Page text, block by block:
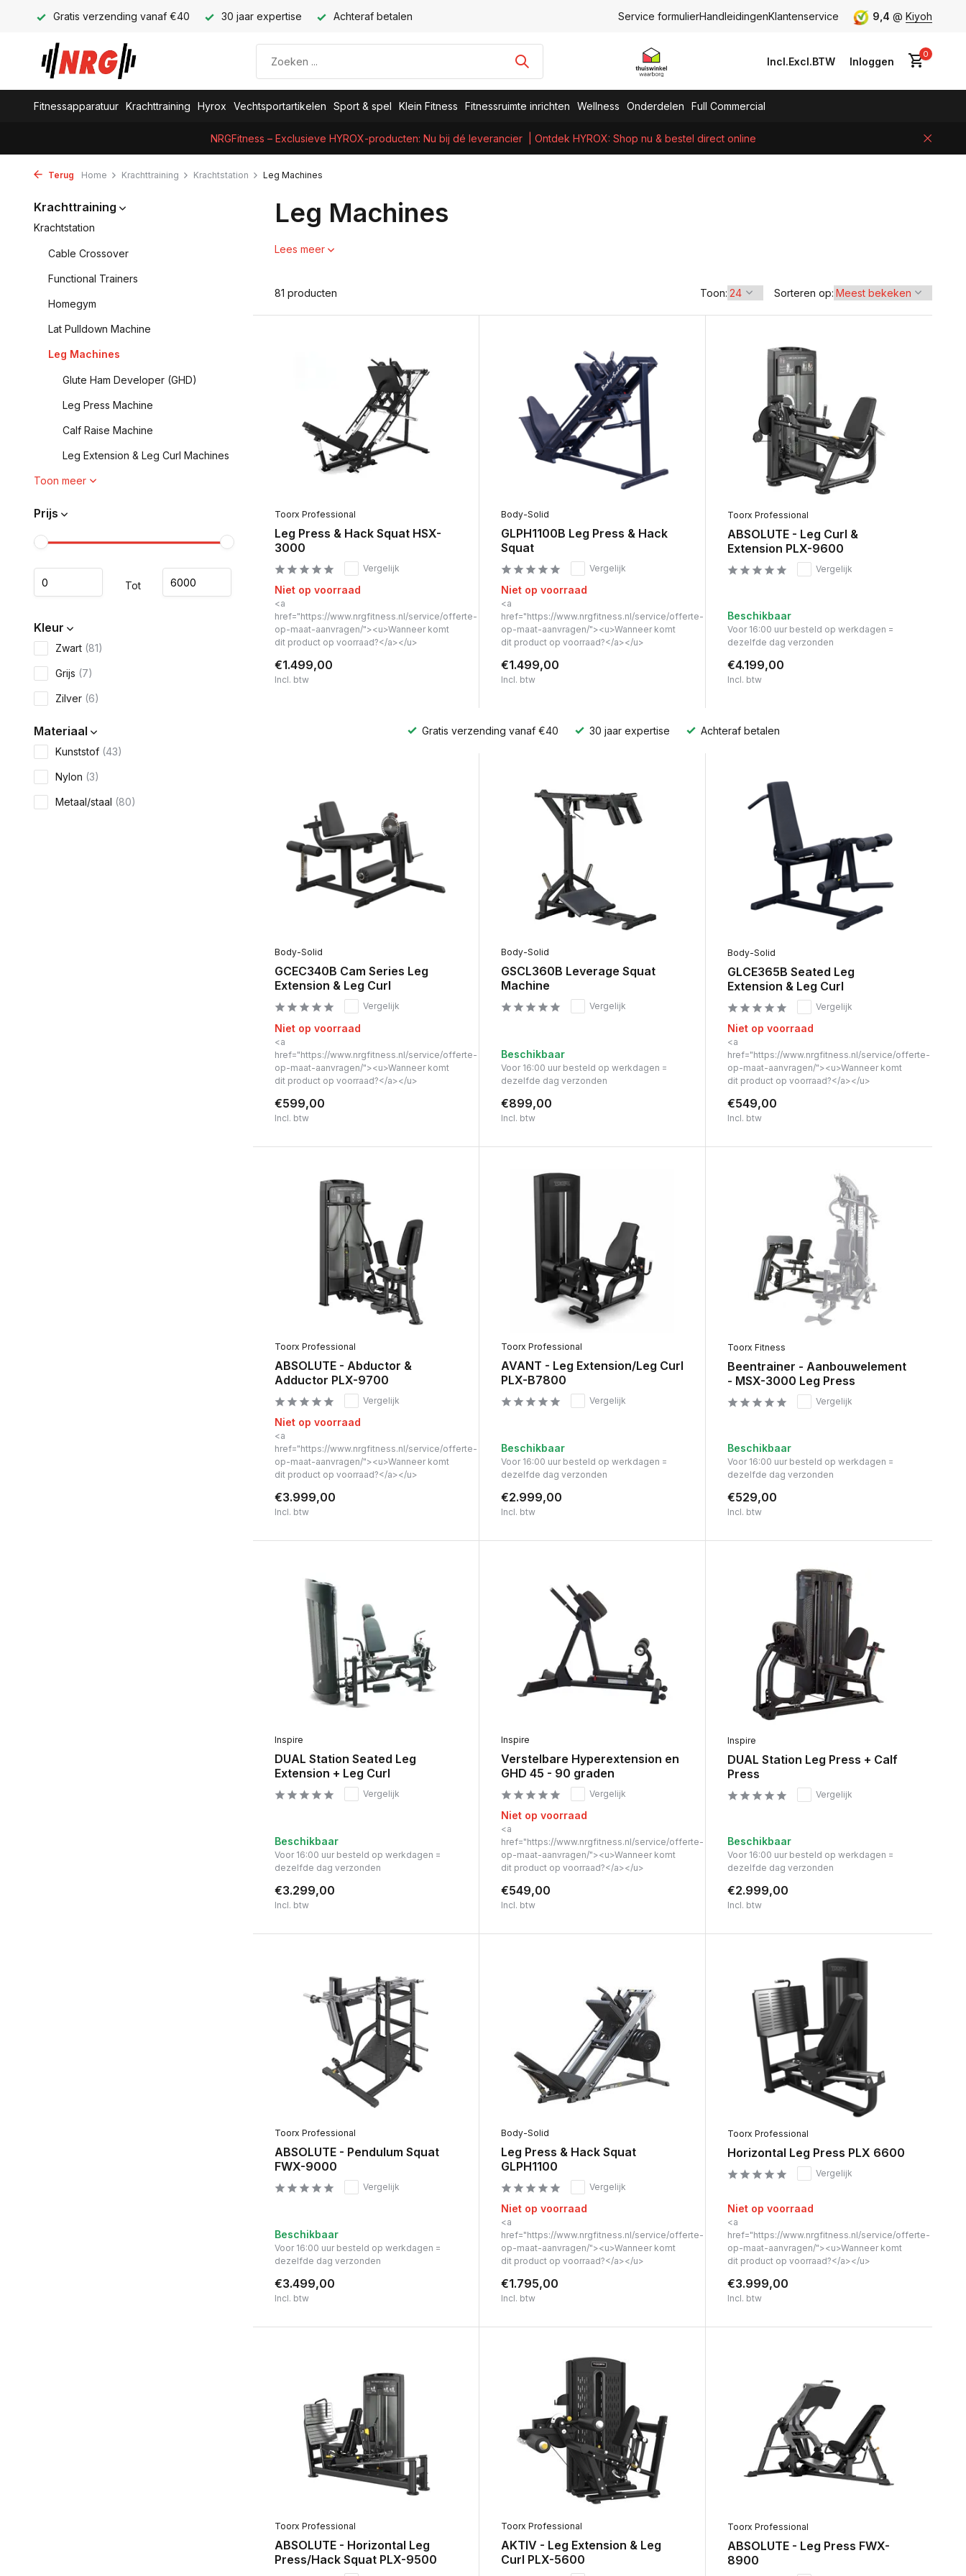
Gratis verzending vanaf €40 30 jaar expertise Achteraf betalen Service formulierHandleidingenKlantenservice 9,4 @ Kiyoh
Incl.Excl.BTW Inloggen
0
Fitnessapparatuur Krachttraining Hyrox Vechtsportartikelen Sport & spel Klein Fitness Fitnessruimte inrichten Wellness Onderdelen Full Commercial
NRGFitness – Exclusieve HYROX-producten: Nu bij dé leverancier | Ontdek HYROX: Shop nu & bestel direct online
Terug Home Krachttraining Krachtstation Leg Machines
Krachttraining
Krachtstation
Cable Crossover
Functional Trainers
Homegym
Lat Pulldown Machine
Leg Machines
Glute Ham Developer (GHD)
Leg Press Machine
Calf Raise Machine
Leg Extension & Leg Curl Machines
Toon meer
Prijs
Tot
Kleur
Zwart (81)
Grijs (7)
Zilver (6)
Materiaal
Kunststof (43)
Nylon (3)
Metaal/staal (80)
Leg Machines
Lees meer
81 producten Toon: Sorteren op:
Toorx Professional
Leg Press & Hack Squat HSX-
3000
Vergelijk
Niet op voorraad
<a
href="https://www.nrgfitness.nl/service/offerte-
op-maat-aanvragen/"><u>Wanneer komt
dit product op voorraad?</a></u>
€1.499,00
Incl. btw
Body-Solid
GLPH1100B Leg Press & Hack
Squat
Vergelijk
Niet op voorraad
<a
href="https://www.nrgfitness.nl/service/offerte-
op-maat-aanvragen/"><u>Wanneer komt
dit product op voorraad?</a></u>
€1.499,00
Incl. btw
Toorx Professional
ABSOLUTE - Leg Curl &
Extension PLX-9600
Vergelijk
Beschikbaar
Voor 16:00 uur besteld op werkdagen =
dezelfde dag verzonden
€4.199,00
Incl. btw
Gratis verzending vanaf €40 30 jaar expertise Achteraf betalen
Body-Solid
GCEC340B Cam Series Leg
Extension & Leg Curl
Vergelijk
Niet op voorraad
<a
href="https://www.nrgfitness.nl/service/offerte-
op-maat-aanvragen/"><u>Wanneer komt
dit product op voorraad?</a></u>
€599,00
Incl. btw
Body-Solid
GSCL360B Leverage Squat
Machine
Vergelijk
Beschikbaar
Voor 16:00 uur besteld op werkdagen =
dezelfde dag verzonden
€899,00
Incl. btw
Body-Solid
GLCE365B Seated Leg
Extension & Leg Curl
Vergelijk
Niet op voorraad
<a
href="https://www.nrgfitness.nl/service/offerte-
op-maat-aanvragen/"><u>Wanneer komt
dit product op voorraad?</a></u>
€549,00
Incl. btw
Toorx Professional
ABSOLUTE - Abductor &
Adductor PLX-9700
Vergelijk
Niet op voorraad
<a
href="https://www.nrgfitness.nl/service/offerte-
op-maat-aanvragen/"><u>Wanneer komt
dit product op voorraad?</a></u>
€3.999,00
Incl. btw
Toorx Professional
AVANT - Leg Extension/Leg Curl
PLX-B7800
Vergelijk
Beschikbaar
Voor 16:00 uur besteld op werkdagen =
dezelfde dag verzonden
€2.999,00
Incl. btw
Toorx Fitness
Beentrainer - Aanbouwelement
- MSX-3000 Leg Press
Vergelijk
Beschikbaar
Voor 16:00 uur besteld op werkdagen =
dezelfde dag verzonden
€529,00
Incl. btw
Inspire
DUAL Station Seated Leg
Extension + Leg Curl
Vergelijk
Beschikbaar
Voor 16:00 uur besteld op werkdagen =
dezelfde dag verzonden
€3.299,00
Incl. btw
Inspire
Verstelbare Hyperextension en
GHD 45 - 90 graden
Vergelijk
Niet op voorraad
<a
href="https://www.nrgfitness.nl/service/offerte-
op-maat-aanvragen/"><u>Wanneer komt
dit product op voorraad?</a></u>
€549,00
Incl. btw
Inspire
DUAL Station Leg Press + Calf
Press
Vergelijk
Beschikbaar
Voor 16:00 uur besteld op werkdagen =
dezelfde dag verzonden
€2.999,00
Incl. btw
Toorx Professional
ABSOLUTE - Pendulum Squat
FWX-9000
Vergelijk
Beschikbaar
Voor 16:00 uur besteld op werkdagen =
dezelfde dag verzonden
€3.499,00
Incl. btw
Body-Solid
Leg Press & Hack Squat
GLPH1100
Vergelijk
Niet op voorraad
<a
href="https://www.nrgfitness.nl/service/offerte-
op-maat-aanvragen/"><u>Wanneer komt
dit product op voorraad?</a></u>
€1.795,00
Incl. btw
Toorx Professional
Horizontal Leg Press PLX 6600
Vergelijk
Niet op voorraad
<a
href="https://www.nrgfitness.nl/service/offerte-
op-maat-aanvragen/"><u>Wanneer komt
dit product op voorraad?</a></u>
€3.999,00
Incl. btw
Toorx Professional
ABSOLUTE - Horizontal Leg
Press/Hack Squat PLX-9500
Toorx Professional
AKTIV - Leg Extension & Leg
Curl PLX-5600
Toorx Professional
ABSOLUTE - Leg Press FWX-
8900